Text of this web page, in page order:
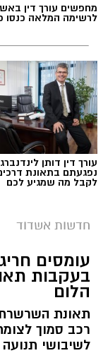
תגים:תאונת
צילום: דוברות
לאחר שנפלה
מחפשים עורך דין
לרשימה המלאה כנסו
עורך דין דותן
נפגעתם בתאונת
לקבל מה שמגיע לכם
חדשות אשדוד
עומסים
בעקבות
הלום
תאונת
רכב סמוך
לשיבושי